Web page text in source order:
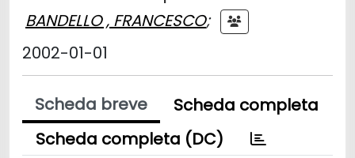
BANDELLO , FRANCESCO;
2002-01-01
Scheda breve
Scheda completa
Scheda completa (DC)